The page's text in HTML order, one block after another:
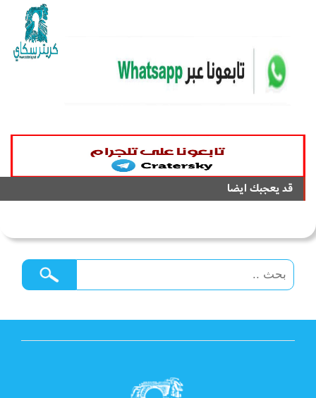
قد يعجبك ايضا